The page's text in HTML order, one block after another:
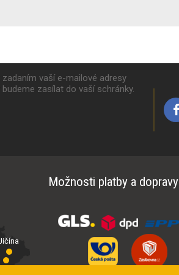
vaší e-mailové adresy
zasílat do vaší schránky.
Možnosti platby a dopravy